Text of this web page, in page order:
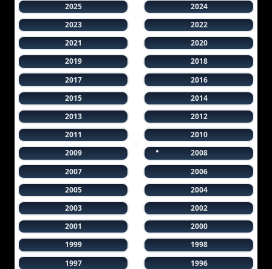
2025
2024
2023
2022
2021
2020
2019
2018
2017
2016
2015
2014
2013
2012
2011
2010
2009
2008
2007
2006
2005
2004
2003
2002
2001
2000
1999
1998
1997
1996